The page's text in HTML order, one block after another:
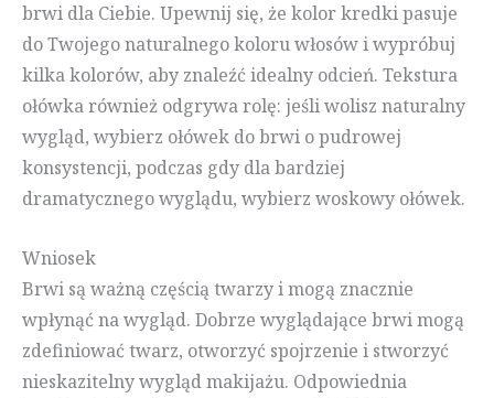
brwi dla Ciebie. Upewnij się, że kolor kredki pasuje
do Twojego naturalnego koloru włosów i wypróbuj
kilka kolorów, aby znaleźć idealny odcień. Tekstura
ołówka również odgrywa rolę: jeśli wolisz naturalny
wygląd, wybierz ołówek do brwi o pudrowej
konsystencji, podczas gdy dla bardziej
dramatycznego wyglądu, wybierz woskowy ołówek.
Wniosek
Brwi są ważną częścią twarzy i mogą znacznie
wpłynąć na wygląd. Dobrze wyglądające brwi mogą
zdefiniować twarz, otworzyć spojrzenie i stworzyć
nieskazitelny wygląd makijażu. Odpowiednia